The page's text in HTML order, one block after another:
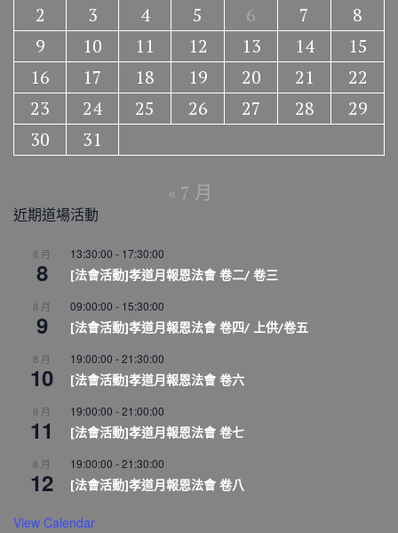
2
3 4 5 6 7
8
9
10 11 12 13 14
15
16
17 18 19 20 21
22
23
24 25 26 27 28
29
30
31
« 7 月
近期道場活動
8 月
8
13:30:00 - 17:30:00
[法會活動]孝道月報恩法會 卷二/ 卷三
8 月
9
09:00:00 - 15:30:00
[法會活動]孝道月報恩法會 卷四/ 上供/卷五
8 月
10
19:00:00 -21:30:00
[法會活動]孝道月報恩法會 卷六
8 月
11
19:00:00 -21:00:00
[法會活動]孝道月報恩法會 卷七
8 月
12
19:00:00 -21:30:00
[法會活動]孝道月報恩法會 卷八
View Calendar